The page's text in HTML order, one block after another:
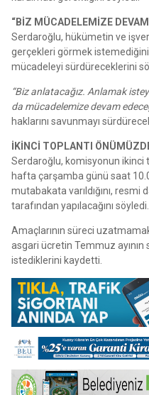
“BİZ MÜCADELEMİZE
Serdaroğlu, hükümetin ve
gerçekleri görmek
mücadeleyi sürdüreceklerini
“Biz anlatacağız. Anlamak
da mücadelemize devam
haklarını savunmayı
İKİNCİ TOPLANTI
Serdaroğlu, komisyonun ikinci
hafta çarşamba günü saat
mutabakata varıldığını, resmi
tarafından yapılacağını söyledi.
Amaçlarının süreci
asgari ücretin Temmuz ayının
istediklerini kaydetti.